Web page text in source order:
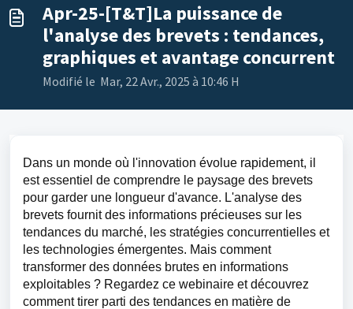
Apr-25-[T&T]La puissance de
l'analyse des brevets : tendances,
graphiques et avantage concurrent
Modifié le Mar, 22 Avr., 2025 à 10:46 H
Dans un monde où l'innovation évolue rapidement, il
est essentiel de comprendre le paysage des brevets
pour garder une longueur d'avance. L'analyse des
brevets fournit des informations précieuses sur les
tendances du marché, les stratégies concurrentielles et
les technologies émergentes. Mais comment
transformer des données brutes en informations
exploitables ? Regardez ce webinaire et découvrez
comment tirer parti des tendances en matière de